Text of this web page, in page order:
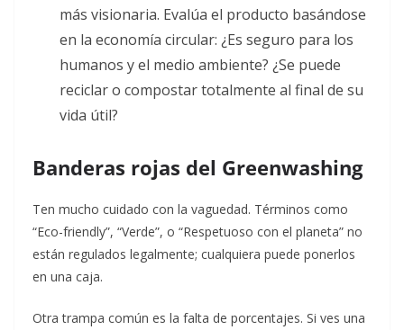
más visionaria. Evalúa el producto basándose
en la economía circular: ¿Es seguro para los
humanos y el medio ambiente? ¿Se puede
reciclar o compostar totalmente al final de su
vida útil?
Banderas rojas del Greenwashing
Ten mucho cuidado con la vaguedad. Términos como
“Eco-friendly”, “Verde”, o “Respetuoso con el planeta” no
están regulados legalmente; cualquiera puede ponerlos
en una caja.
Otra trampa común es la falta de porcentajes. Si ves una